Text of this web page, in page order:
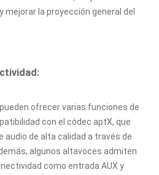
mejorar la proyección general del
ofrecer varias funciones de
con el códec aptX, que
de alta calidad a través de
algunos altavoces admiten
como entrada AUX y